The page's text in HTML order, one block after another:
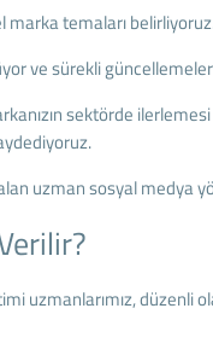
marka temaları
ve sürekli
sektörde
uzman sosyal medya
uzmanlarımız, düzenli